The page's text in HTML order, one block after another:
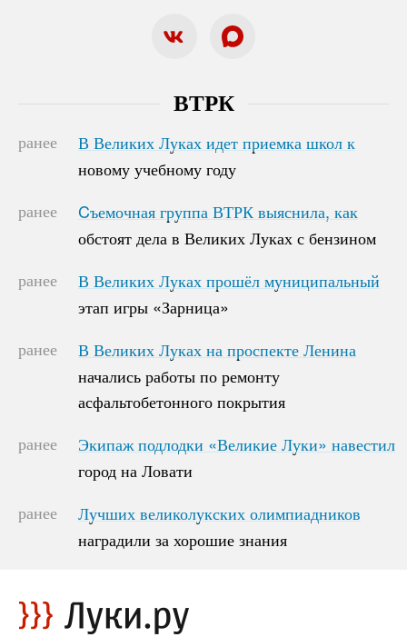
ВТРК
ранее
В Великих Луках идет приемка школ к
новому учебному году
В Великих Луках идет приемка школ к
новому учебному году
ранее
Cъемочная группа ВТРК выяснила, как
обстоят дела в Великих Луках с бензином
Cъемочная группа ВТРК выяснила, как
обстоят дела в Великих Луках с бензином
ранее
В Великих Луках прошёл муниципальный
этап игры «Зарница»
В Великих Луках прошёл муниципальный
этап игры «Зарница»
ранее
В Великих Луках на проспекте Ленина
начались работы по ремонту
асфальтобетонного покрытия
В Великих Луках на проспекте Ленина
начались работы по ремонту
асфальтобетонного покрытия
ранее
Экипаж подлодки «Великие Луки» навестил
город на Ловати
Экипаж подлодки «Великие Луки» навестил
город на Ловати
ранее
Лучших великолукских олимпиадников
наградили за хорошие знания
Лучших великолукских олимпиадников
наградили за хорошие знания